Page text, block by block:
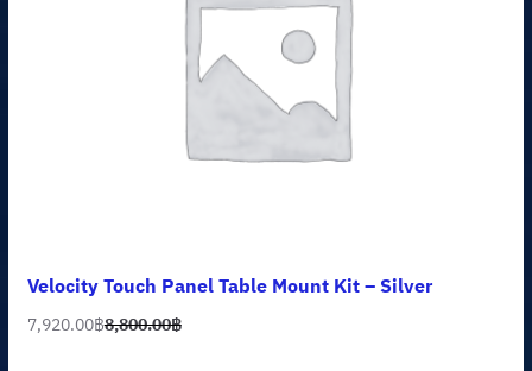
Velocity Touch Panel Table Mount Kit – Silver
8,800.00฿
Original
7,920.00฿
Current